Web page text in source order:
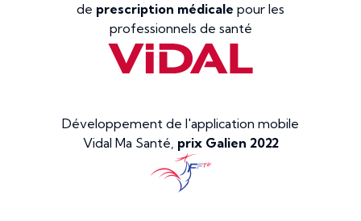
de prescription médicale pour les
professionnels de santé
Développement de l'application mobile
Vidal Ma Santé, prix Galien 2022